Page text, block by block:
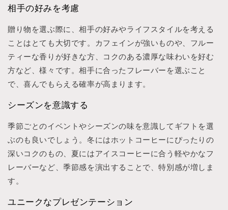
相手の好みを考慮
贈り物を選ぶ際に、相手の好みやライフスタイルを考える
ことはとても大切です。カフェインが強いものや、フルー
ティーな香りが好きな方、コクのある濃厚な味わいを好む
方など、様々です。相手に合ったフレーバーを選ぶこと
で、喜んでもらえる確率が高まります。
シーズンを意識する
季節ごとのイベントやシーズンの味を意識してギフトを選
ぶのも良いでしょう。冬にはホットコーヒーにぴったりの
深いコクのもの、夏にはアイスコーヒーに合う軽やかなフ
レーバーなど、季節感を演出することで、特別感が増しま
す。
ユニークなプレゼンテーション